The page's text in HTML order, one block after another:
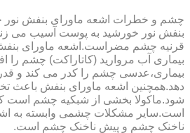
چشم و خطرات اشعه ماورای بنفش نور
بنفش نور خورشید به پوست آسیب می
بیماری آب مروارید (کاتاراکت) چشم را
بیماری،عدسی چشم را کدر می کند و
دهد.همچنین اشعه ماورای بنفش باعث
شود.ماکولا بخشی از شبکیه چشم است
است.سایر مشکلات چشمی وابسته به
ناخنک چشم و پیش ناخنک چشم است.